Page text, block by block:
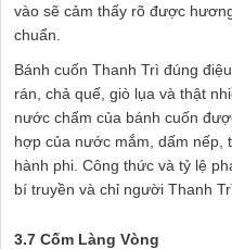
vào sẽ cảm thấy rõ được
chuẩn.
Bánh cuốn Thanh Trì đúng
rán, chả quế, giò lụa và thật
nước chấm của bánh cuốn
hợp của nước mắm, dấm nếp,
hành phi. Công thức và tỷ lệ
bí truyền và chỉ người Thanh
3.7 Cốm Làng Vòng